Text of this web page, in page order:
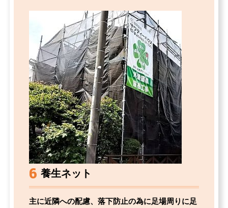
6 養生ネット
主に近隣への配慮、落下防止の為に足場周りに足